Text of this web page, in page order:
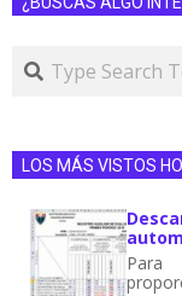
LOS MÁS VISTOS
Para